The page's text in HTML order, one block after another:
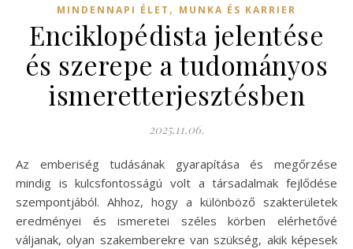
MINDENNAPI ÉLET , MUNKA ÉS KARRIER
Enciklopédista jelentése
és szerepe a tudományos
ismeretterjesztésben
2025.11.06.
Az emberiség tudásának gyarapítása és megőrzése
mindig is kulcsfontosságú volt a társadalmak fejlődése
szempontjából. Ahhoz, hogy a különböző szakterületek
eredményei és ismeretei széles körben elérhetővé
váljanak, olyan szakemberekre van szükség, akik képesek